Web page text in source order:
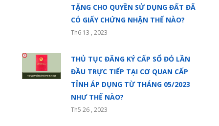
TẶNG CHO QUYỀN SỬ DỤNG ĐẤT ĐÃ
CÓ GIẤY CHỨNG NHẬN THẾ NÀO?
Th6 13 , 2023
THỦ TỤC ĐĂNG KÝ CẤP SỔ ĐỎ LẦN
ĐẦU TRỰC TIẾP TẠI CƠ QUAN CẤP
TỈNH ÁP DỤNG TỪ THÁNG 05/2023
NHƯ THẾ NÀO?
Th5 26 , 2023